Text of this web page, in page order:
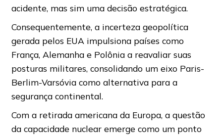
acidente, mas sim uma decisão estratégica.
Consequentemente, a incerteza geopolítica
gerada pelos EUA impulsiona países como
França, Alemanha e Polônia a reavaliar suas
posturas militares, consolidando um eixo Paris-
Berlim-Varsóvia como alternativa para a
segurança continental.
Com a retirada americana da Europa, a questão
da capacidade nuclear emerge como um ponto